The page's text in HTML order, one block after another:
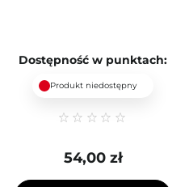
Dostępność w punktach:
Produkt niedostępny
54,00 zł